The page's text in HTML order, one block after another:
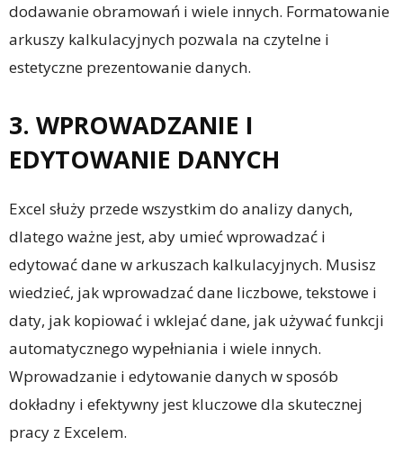
dodawanie obramowań i wiele innych. Formatowanie
arkuszy kalkulacyjnych pozwala na czytelne i
estetyczne prezentowanie danych.
3. WPROWADZANIE I
EDYTOWANIE DANYCH
Excel służy przede wszystkim do analizy danych,
dlatego ważne jest, aby umieć wprowadzać i
edytować dane w arkuszach kalkulacyjnych. Musisz
wiedzieć, jak wprowadzać dane liczbowe, tekstowe i
daty, jak kopiować i wklejać dane, jak używać funkcji
automatycznego wypełniania i wiele innych.
Wprowadzanie i edytowanie danych w sposób
dokładny i efektywny jest kluczowe dla skutecznej
pracy z Excelem.